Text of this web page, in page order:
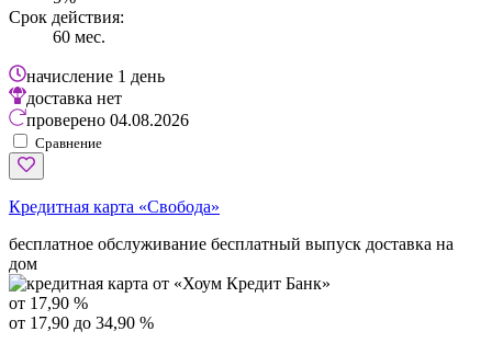
Срок действия:
60 мес.
начисление 1 день
доставка нет
проверено 04.08.2026
Сравнение
Кредитная карта «Свобода»
бесплатное обслуживание бесплатный выпуск доставка на
дом
от 17,90 %
от 17,90 до 34,90 %